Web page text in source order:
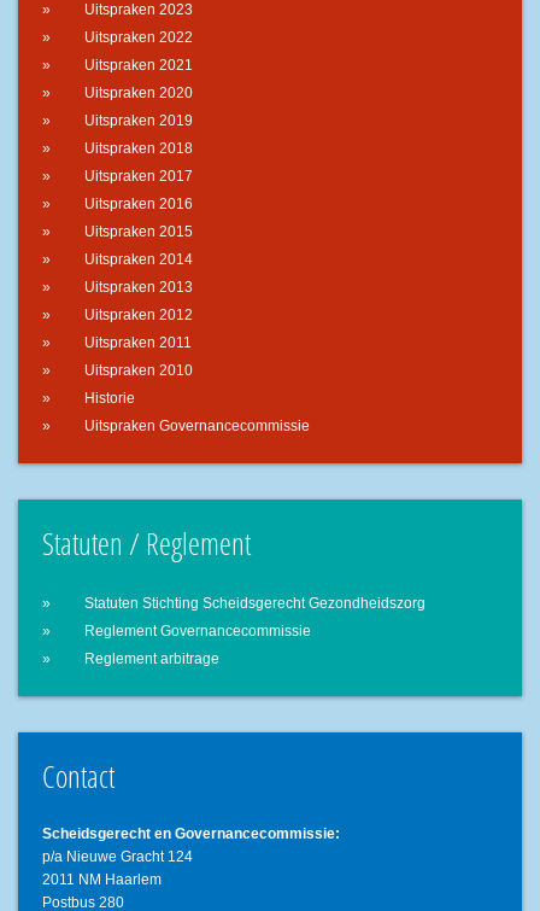
Uitspraken 2023
Uitspraken 2022
Uitspraken 2021
Uitspraken 2020
Uitspraken 2019
Uitspraken 2018
Uitspraken 2017
Uitspraken 2016
Uitspraken 2015
Uitspraken 2014
Uitspraken 2013
Uitspraken 2012
Uitspraken 2011
Uitspraken 2010
Historie
Uitspraken Governancecommissie
Statuten / Reglement
Statuten Stichting Scheidsgerecht Gezondheidszorg
Reglement Governancecommissie
Reglement arbitrage
Contact
Scheidsgerecht en Governancecommissie:
p/a Nieuwe Gracht 124
2011 NM Haarlem
Postbus 280